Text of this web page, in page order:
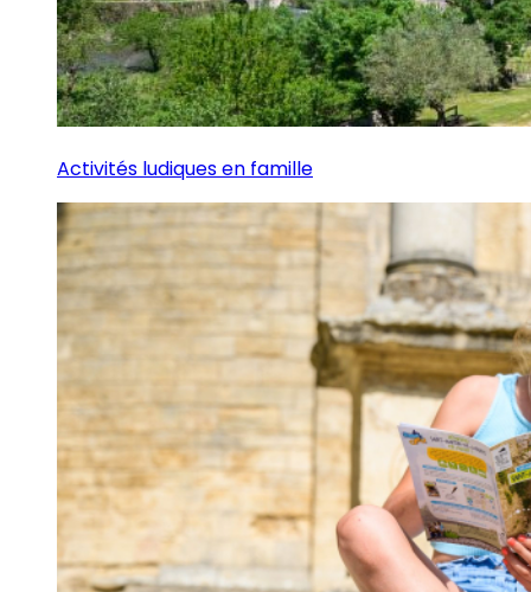
Activités ludiques en famille